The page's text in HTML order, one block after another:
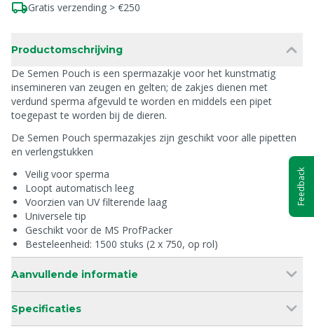
Gratis verzending > €250
Productomschrijving
De Semen Pouch is een spermazakje voor het kunstmatig
insemineren van zeugen en gelten; de zakjes dienen met
verdund sperma afgevuld te worden en middels een pipet
toegepast te worden bij de dieren.
De Semen Pouch spermazakjes zijn geschikt voor alle pipetten
en verlengstukken
Veilig voor sperma
Loopt automatisch leeg
Voorzien van UV filterende laag
Universele tip
Geschikt voor de MS ProfPacker
Besteleenheid: 1500 stuks (2 x 750, op rol)
Aanvullende informatie
Specificaties
Feedback